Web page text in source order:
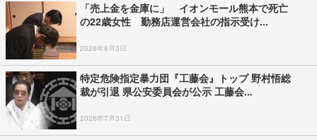
「売上金を金庫に」 イオンモール熊本で死亡
の22歳女性 勤務店運営会社の指示受け...
2026年8月3日
特定危険指定暴力団『工藤会』トップ 野村悟総
裁が引退 県公安委員会が公示 工藤会...
2026年7月31日